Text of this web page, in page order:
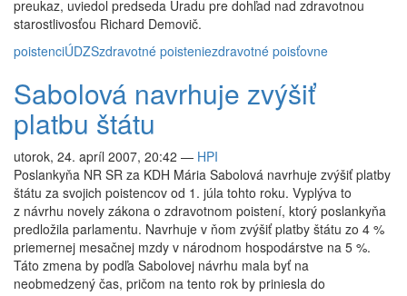
preukaz, uviedol predseda Úradu pre dohľad nad zdravotnou
starostlivosťou Richard Demovič.
poistenciÚDZSzdravotné poisteniezdravotné poisťovne
Sabolová navrhuje zvýšiť
platbu štátu
utorok, 24. apríl 2007, 20:42 — HPI
Poslankyňa NR SR za KDH Mária Sabolová navrhuje zvýšiť platby
štátu za svojich poistencov od 1. júla tohto roku. Vyplýva to
z návrhu novely zákona o zdravotnom poistení, ktorý poslankyňa
predložila parlamentu. Navrhuje v ňom zvýšiť platby štátu zo 4 %
priemernej mesačnej mzdy v národnom hospodárstve na 5 %.
Táto zmena by podľa Sabolovej návrhu mala byť na
neobmedzený čas, pričom na tento rok by priniesla do